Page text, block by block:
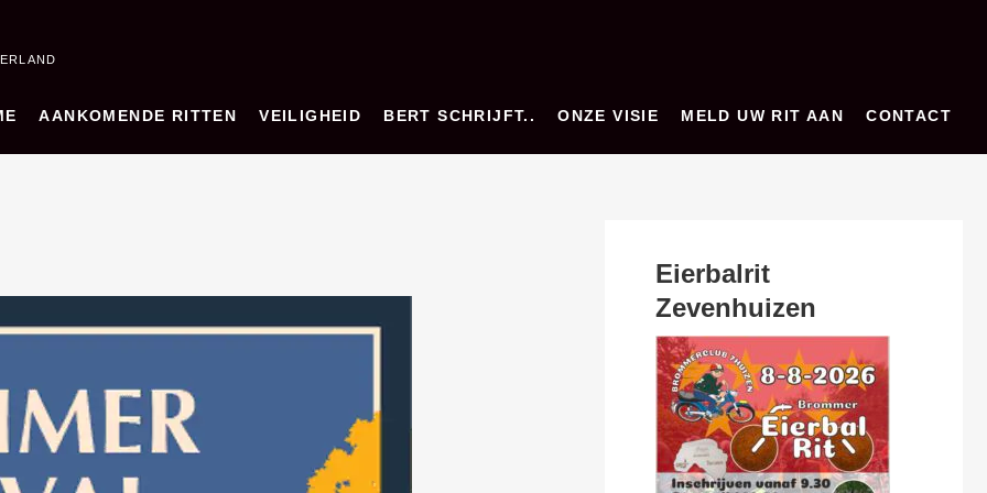
AANKOMENDE RITTEN VEILIGHEID BERT SCHRIJFT.. ONZE VISIE MELD UW RIT AAN CONTACT
Eierbalrit
Zevenhuizen